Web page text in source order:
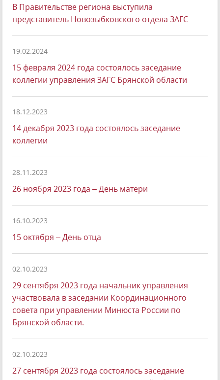
В Правительстве региона выступила
представитель Новозыбковского отдела ЗАГС
19.02.2024
15 февраля 2024 года состоялось заседание
коллегии управления ЗАГС Брянской области
18.12.2023
14 декабря 2023 года состоялось заседание
коллегии
28.11.2023
26 ноября 2023 года – День матери
16.10.2023
15 октября – День отца
02.10.2023
29 сентября 2023 года начальник управления
участвовала в заседании Координационного
совета при управлении Минюста России по
Брянской области.
02.10.2023
27 сентября 2023 года состоялось заседание